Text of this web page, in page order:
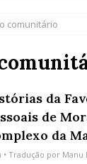
comunitário
da
de
da
• Tradução por Manu